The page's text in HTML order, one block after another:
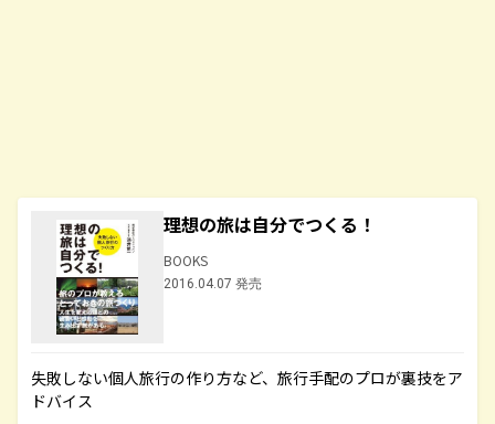
理想の旅は自分でつくる！
BOOKS
2016.04.07 発売
失敗しない個人旅行の作り方など、旅行手配のプロが裏技をア
ドバイス